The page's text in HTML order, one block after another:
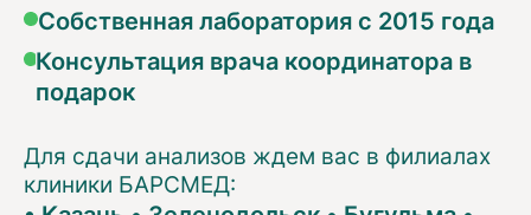
Собственная лаборатория с 2015 года
Консультация врача координатора в
подарок
Для сдачи анализов ждем вас в филиалах
клиники БАРСМЕД: